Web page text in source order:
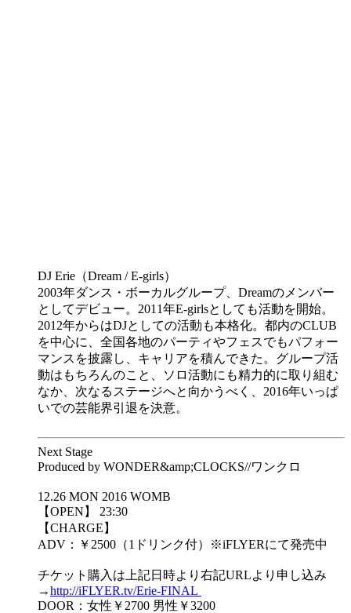
DJ Erie（Dream / E-girls）
2003年ダンス・ボーカルグループ、Dreamのメンバー
としてデビュー。2011年E-girlsとしても活動を開始。
2012年からはDJとしての活動も本格化。都内のCLUB
を中心に、全国各地のパーティやフェスでもパフォー
マンスを披露し、キャリアを積んできた。グループ活
動はもちろんのこと、ソロ活動にも精力的に取り組む
なか、次なるステージへと向かうべく、2016年いっぱ
いでの芸能界引退を決意。
Next Stage
Produced by WONDER&amp;CLOCKS//ワンクロ
12.26 MON 2016 WOMB
【OPEN】 23:30
【CHARGE】
ADV：￥2500（1ドリンク付）※iFLYERにて発売中
チケット購入は上記日時より右記URLより申し込み
→http://iFLYER.tv/Erie-FINAL
DOOR：女性￥2700 男性￥3200